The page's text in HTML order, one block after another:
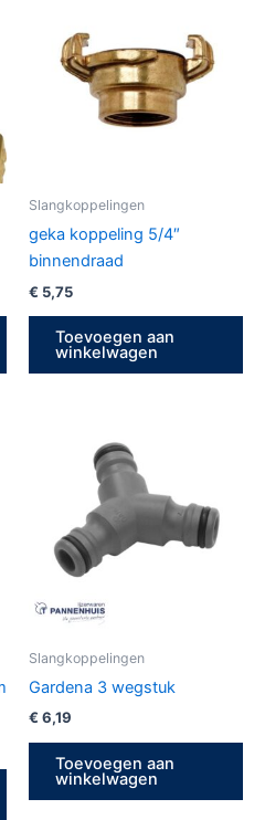
Slangkoppelingen
geka koppeling 5/4″
binnendraad
€ 5,75
Toevoegen aan
winkelwagen
Slangkoppelingen
Gardena 3 wegstuk
€ 6,19
Toevoegen aan
winkelwagen